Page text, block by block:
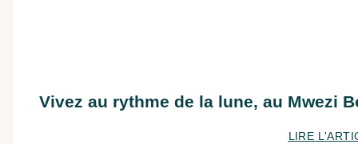
Vivez au rythme de la lune, au Mwezi
LIRE